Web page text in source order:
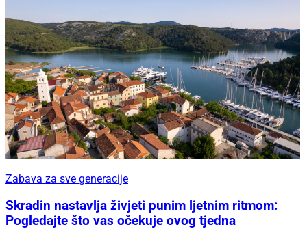
Zabava za sve generacije
Skradin nastavlja živjeti punim ljetnim ritmom:
Pogledajte što vas očekuje ovog tjedna